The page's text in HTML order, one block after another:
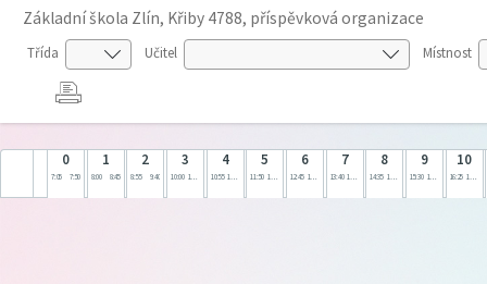
Základní škola Zlín, Křiby 4788, příspěvková organizace
Třída Učitel Místnost
0
7:05 7:50
1
8:00 8:45
2
8:55 9:40
3
10:00 10:45
4
10:55 11:40
5
11:50 12:35
6
12:45 13:30
7
13:40 14:25
8
14:35 15:20
9
15:30 16:15
10
16:25 17:10